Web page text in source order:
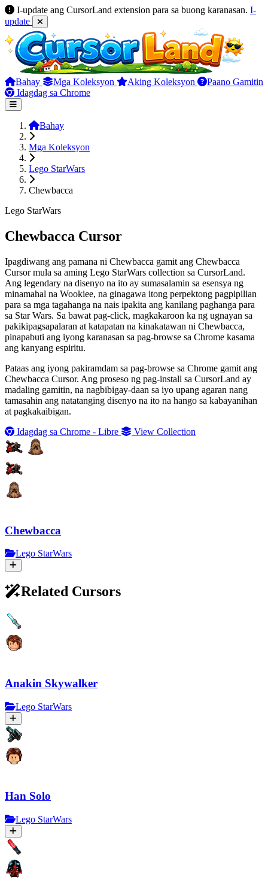
I-update ang CursorLand extension para sa buong karanasan. I-
update
Bahay Mga Koleksyon Aking Koleksyon
Paano Gamitin
Idagdag sa Chrome
Bahay
Mga Koleksyon
Lego StarWars
Chewbacca
Lego StarWars
Chewbacca Cursor
Ipagdiwang ang pamana ni Chewbacca gamit ang Chewbacca
Cursor mula sa aming Lego StarWars collection sa CursorLand.
Ang legendary na disenyo na ito ay sumasalamin sa esensya ng
minamahal na Wookiee, na ginagawa itong perpektong pagpipilian
para sa mga tagahanga na nais ipakita ang kanilang paghanga para
sa Star Wars. Sa bawat pag-click, magkakaroon ka ng ugnayan sa
pakikipagsapalaran at katapatan na kinakatawan ni Chewbacca,
pinapabuti ang iyong karanasan sa pag-browse sa Chrome kasama
ang kanyang espiritu.
Pataas ang iyong pakiramdam sa pag-browse sa Chrome gamit ang
Chewbacca Cursor. Ang proseso ng pag-install sa CursorLand ay
madaling gamitin, na nagbibigay-daan sa iyo upang agaran nang
tamasahin ang natatanging disenyo na ito na hango sa kabayanihan
at pagkakaibigan.
Idagdag sa Chrome - Libre
View Collection
Chewbacca
Lego StarWars
Related Cursors
Anakin Skywalker
Lego StarWars
Han Solo
Lego StarWars